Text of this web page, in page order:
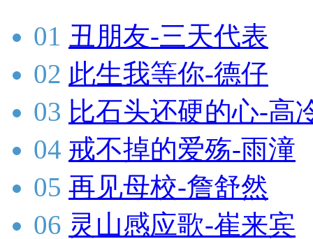
01 丑朋友-三天代表
02 此生我等你-德仔
03 比石头还硬的心-高
04 戒不掉的爱殇-雨潼
05 再见母校-詹舒然
06 灵山感应歌-崔来宾